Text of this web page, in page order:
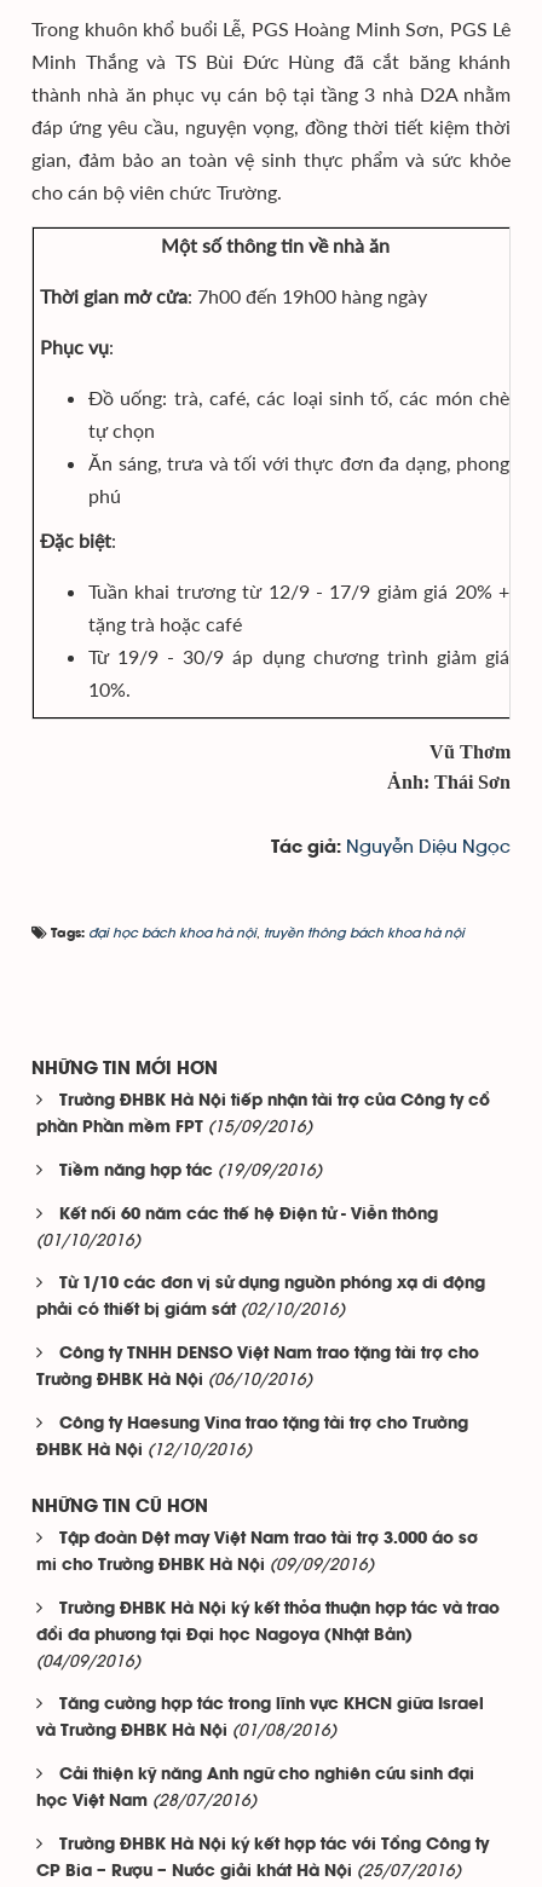
Trong khuôn khổ buổi Lễ, PGS Hoàng Minh Sơn, PGS Lê
Minh Thắng và TS Bùi Đức Hùng đã cắt băng khánh
thành nhà ăn phục vụ cán bộ tại tầng 3 nhà D2A nhằm
đáp ứng yêu cầu, nguyện vọng, đồng thời tiết kiệm thời
gian, đảm bảo an toàn vệ sinh thực phẩm và sức khỏe
cho cán bộ viên chức Trường.
Một số thông tin về nhà ăn
Thời gian mở cửa: 7h00 đến 19h00 hàng ngày
Phục vụ:
Đồ uống: trà, café, các loại sinh tố, các món chè
tự chọn
Ăn sáng, trưa và tối với thực đơn đa dạng, phong
phú
Đặc biệt:
Tuần khai trương từ 12/9 - 17/9 giảm giá 20% +
tặng trà hoặc café
Từ 19/9 - 30/9 áp dụng chương trình giảm giá
10%.
Vũ Thơm
Ảnh: Thái Sơn
Tác giả: Nguyễn Diệu Ngọc
Tags: đại học bách khoa hà nội, truyền thông bách khoa hà nội
NHỮNG TIN MỚI HƠN
Trường ĐHBK Hà Nội tiếp nhận tài trợ của Công ty cổ
phần Phần mềm FPT (15/09/2016)
Tiềm năng hợp tác (19/09/2016)
Kết nối 60 năm các thế hệ Điện tử - Viễn thông
(01/10/2016)
Từ 1/10 các đơn vị sử dụng nguồn phóng xạ di động
phải có thiết bị giám sát (02/10/2016)
Công ty TNHH DENSO Việt Nam trao tặng tài trợ cho
Trường ĐHBK Hà Nội (06/10/2016)
Công ty Haesung Vina trao tặng tài trợ cho Trường
ĐHBK Hà Nội (12/10/2016)
NHỮNG TIN CŨ HƠN
Tập đoàn Dệt may Việt Nam trao tài trợ 3.000 áo sơ
mi cho Trường ĐHBK Hà Nội (09/09/2016)
Trường ĐHBK Hà Nội ký kết thỏa thuận hợp tác và trao
đổi đa phương tại Đại học Nagoya (Nhật Bản)
(04/09/2016)
Tăng cường hợp tác trong lĩnh vực KHCN giữa Israel
và Trường ĐHBK Hà Nội (01/08/2016)
Cải thiện kỹ năng Anh ngữ cho nghiên cứu sinh đại
học Việt Nam (28/07/2016)
Trường ĐHBK Hà Nội ký kết hợp tác với Tổng Công ty
CP Bia – Rượu – Nước giải khát Hà Nội (25/07/2016)